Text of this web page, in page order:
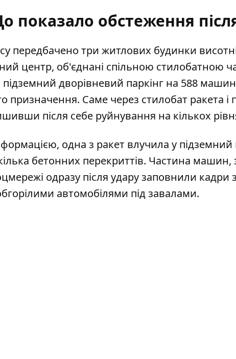
показало обстеження
передбачено три житлових будинки
центр, об'єднані спільною стилобатною
дворівневий паркінг на 588
призначення. Саме через стилобат ракета
після себе руйнування на кількох
одна з ракет влучила у підземний
бетонних перекриттів. Частина машин,
одразу після удару заповнили
автомобілями під завалами.